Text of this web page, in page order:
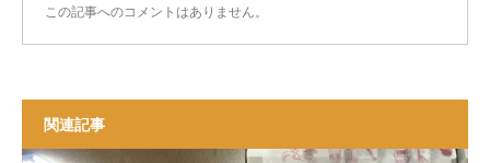
この記事へのコメントはありません。
関連記事